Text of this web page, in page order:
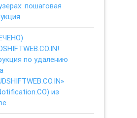
пошаговая
по удалению
из